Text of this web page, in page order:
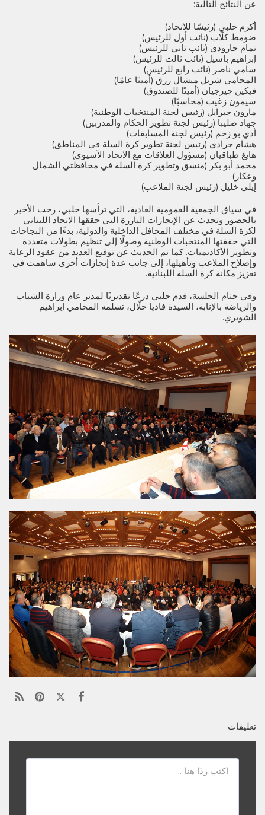
عن النتائج التالية:
أكرم حلبي (رئيسًا للاتحاد)
ضومط كلّاب (نائب أول للرئيس)
تمام جارودي (نائب ثاني للرئيس)
إبراهيم باسيل (نائب ثالث للرئيس)
سامي ناصر (نائب رابع للرئيس)
المحامي شربل ميشال رزق (أمينًا عامًا)
فيكين جيرجيان (أمينًا للصندوق)
سيمون زغيب (محاسبًا)
مارون جبرايل (رئيس لجنة المنتخبات الوطنية)
جهاد صليبا (رئيس لجنة تطوير الحكام والمدربين)
أدي بو زخم (رئيس لجنة المسابقات)
هشام جرادي (رئيس لجنة تطوير كرة السلة في المناطق)
هايغ طباقيان (مسؤول العلاقات مع الاتحاد الآسيوي)
محمد أبو بكر (منسق وتطوير كرة السلة في محافظتي الشمال
وعكار)
إيلي خليل (رئيس لجنة الملاعب)
في سياق الجمعية العمومية العادية، التي ترأسها حلبي، رحب الأخير
بالحضور وتحدث عن الإنجازات البارزة التي حققها الاتحاد اللبناني
لكرة السلة في مختلف المحافل الداخلية والدولية، بدءًا من النجاحات
التي حققتها المنتخبات الوطنية وصولًا إلى تنظيم بطولات متعددة
وتطوير الأكاديميات. كما تم الحديث عن توقيع العديد من عقود الرعاية
وإصلاح الملاعب وتأهيلها، إلى جانب عدة إنجازات أخرى ساهمت في
تعزيز مكانة كرة السلة اللبنانية.
وفي ختام الجلسة، قدم حلبي درعًا تقديريًا لمدير عام وزارة الشباب
والرياضة بالإنابة، السيدة فاديا حلّال، تسلمه المحامي إبراهيم
الشويري.
تعليقات